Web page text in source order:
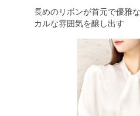
長めのリボンが首元で優雅
カルな雰囲気を醸し出す